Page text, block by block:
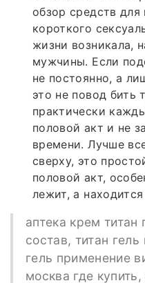
обзор средств
короткого
жизни возникала,
мужчины. Если
не постоянно, а
это не повод бить
практически
половой акт и не
времени. Лучше
сверху, это
половой акт,
лежит, а
аптека крем титан
состав, титан
гель применение
москва где